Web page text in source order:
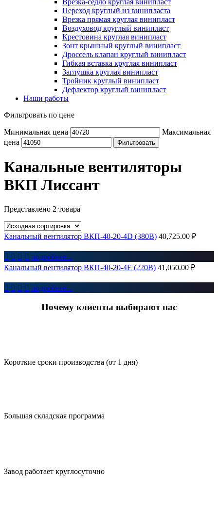
Переход круглый из винипласта
Врезка прямая круглая винипласт
Воздуховод круглый винипласт
Крестовина круглая винипласт
Зонт крышный круглый винипласт
Дроссель клапан круглый винипласт
Гибкая вставка круглая винипласт
Заглушка круглая винипласт
Тройник круглый винипласт
Дефлектор круглый винипласт
Наши работы
Фильтровать по цене
Минимальная цена
Максимальная
цена
Фильтровать
Канальные вентиляторы
ВКП Лиссант
Представлено 2 товара
Канальный вентилятор ВКП-40-20-4D (380В) 40,725.00 ₽
    подробнее...
Канальный вентилятор ВКП-40-20-4E (220В) 41,050.00 ₽
    подробнее...
Почему клиенты выбирают нас
Короткие сроки производства (от 1 дня)
Большая складская программа
Завод работает круглосуточно